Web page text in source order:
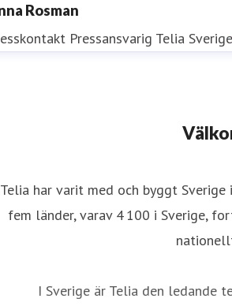
Rosman
Pressansvarig Telia Sverige
Telia har varit med och byggt
fem länder, varav 4 100 i Sverige,
I Sverige är Telia den ledande